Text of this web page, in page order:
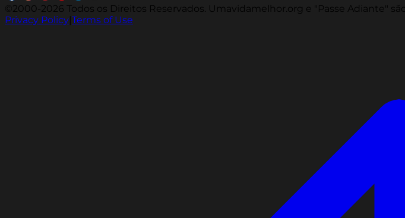
©2000-2026 Todos os Direitos Reservados. Umavidamelhor.org e "Passe Adiante"
Privacy Policy|Terms of Use